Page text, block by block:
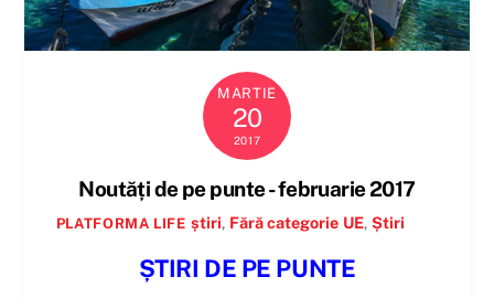
MARTIE
20
2017
Noutăți de pe punte - februarie 2017
PLATFORMA LIFE știri, Fără categorie UE, Știri
ȘTIRI DE PE PUNTE